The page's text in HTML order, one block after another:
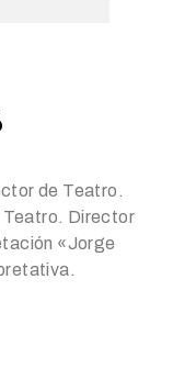
de Teatro.
Teatro. Director
«Jorge